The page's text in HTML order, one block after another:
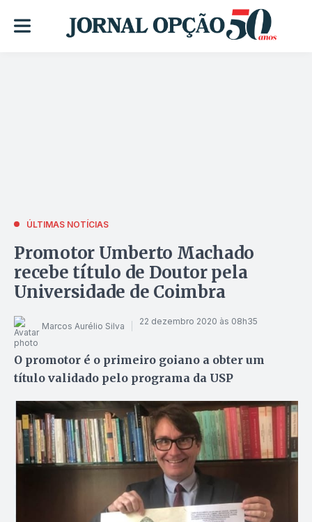
ÚLTIMAS NOTÍCIAS
Promotor Umberto Machado
recebe título de Doutor pela
Universidade de Coimbra
Marcos Aurélio Silva 22 dezembro 2020 às 08h35
O promotor é o primeiro goiano a obter um
título validado pelo programa da USP